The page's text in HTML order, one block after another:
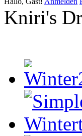
Kniri's